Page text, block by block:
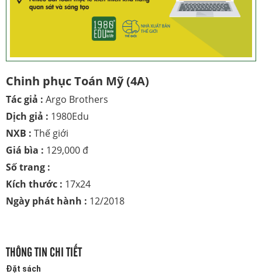
Chinh phục Toán Mỹ (4A)
Tác giả : Argo Brothers
Dịch giả : 1980Edu
NXB : Thế giới
Giá bìa : 129,000 đ
Số trang :
Kích thước : 17x24
Ngày phát hành : 12/2018
THÔNG TIN CHI TIẾT
Đặt sách